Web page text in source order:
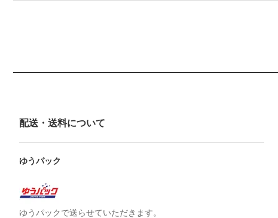
配送・送料について
ゆうパック
ゆうパックで送らせていただきます。